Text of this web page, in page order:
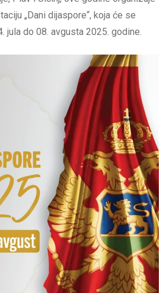
„Dani dijaspore“, koja će se
jula do 08. avgusta 2025. godine.